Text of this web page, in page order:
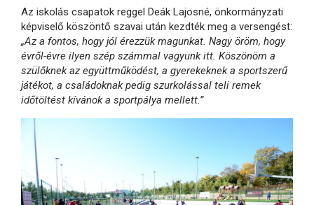
Az iskolás csapatok reggel Deák Lajosné, önkormányzati
képviselő köszöntő szavai után kezdték meg a versengést:
„Az a fontos, hogy jól érezzük magunkat. Nagy öröm, hogy
évről-évre ilyen szép számmal vagyunk itt. Köszönöm a
szülőknek az együttműködést, a gyerekeknek a sportszerű
játékot, a családoknak pedig szurkolással teli remek
időtöltést kívánok a sportpálya mellett.”